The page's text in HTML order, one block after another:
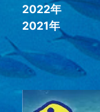
2022年
2021年